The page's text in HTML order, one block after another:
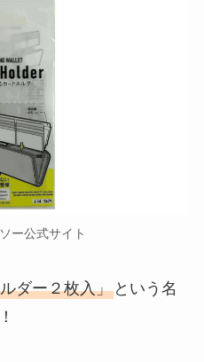
ー公式サイト
ダー２枚入」という名